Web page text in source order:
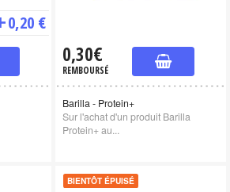
0,20 €
0,30€
REMBOURSÉ
Barilla - Protein+
Sur l'achat d'un produit Barilla
Protein+ au...
BIENTÔT ÉPUISÉ